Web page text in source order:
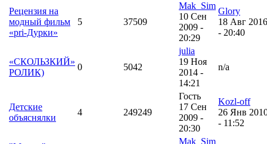
Рецензия на
модный фильм
«pri-Дурки»
5 37509
Mak_Sim
10 Сен
2009 -
20:29
Glory
18 Авг 2016
- 20:40
«СКОЛЬЗКИЙ»
РОЛИК)
0 5042
julia
19 Ноя
2014 -
14:21
n/a
Детские
объяснялки
4 249249
Гость
17 Сен
2009 -
20:30
Kozl-off
26 Янв
- 11:52
Mak_Sim